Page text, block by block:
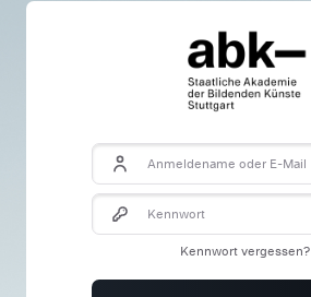
Anmeldename oder E-Mail
Kennwort
Kennwort vergessen?